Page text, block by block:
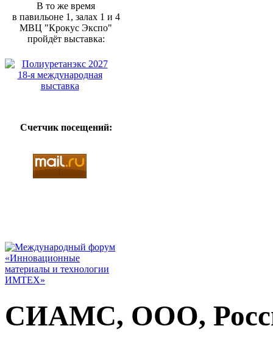
В то же время
в павильоне 1, залах 1 и 4
МВЦ "Крокус Экспо"
пройдёт выставка:
Счетчик посещений:
СИАМС, ООО,